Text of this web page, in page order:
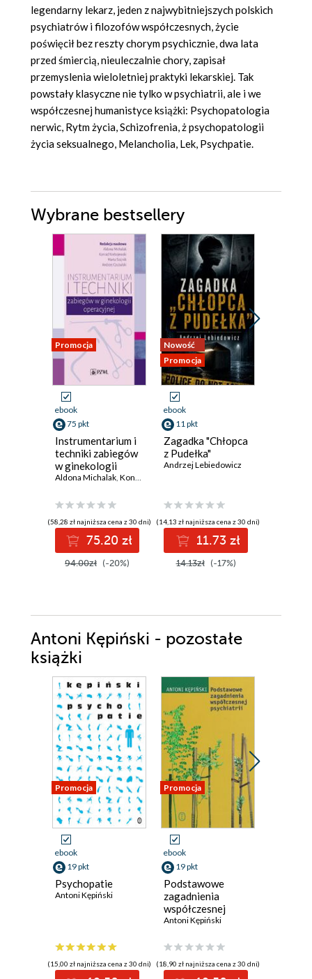
legendarny lekarz, jeden z najwybitniejszych polskich
psychiatrów i filozofów współczesnych, życie
poświęcił bez reszty chorym psychicznie, dwa lata
przed śmiercią, nieuleczalnie chory, zapisał
przemyslenia wieloletniej praktyki lekarskiej. Tak
powstały klasyczne nie tylko w psychiatrii, ale i we
współczesnej humanistyce książki: Psychopatologia
nerwic, Rytm życia, Schizofrenia, ż psychopatologii
życia seksualnego, Melancholia, Lek, Psychpatie.
Wybrane bestsellery
Promocja
ebook
75 pkt
Instrumentarium i
techniki zabiegów
w ginekologii
operacyjnej
Aldona Michalak, Konrad Niebojewski
(58,28 zł najniższa cena z 30 dni)
75.20 zł
94.00zł (-20%)
Nowość
Promocja
ebook
11 pkt
Zagadka "Chłopca
z Pudełka"
Andrzej Lebiedowicz
(14,13 zł najniższa cena z 30 dni)
11.73 zł
14.13zł (-17%)
Antoni Kępiński - pozostałe
książki
Promocja
ebook
19 pkt
Psychopatie
Antoni Kępiński
(15,00 zł najniższa cena z 30 dni)
Promocja
ebook
19 pkt
Podstawowe
zagadnienia
współczesnej
psychiatrii
Antoni Kępiński
(18,90 zł najniższa cena z 30 dni)